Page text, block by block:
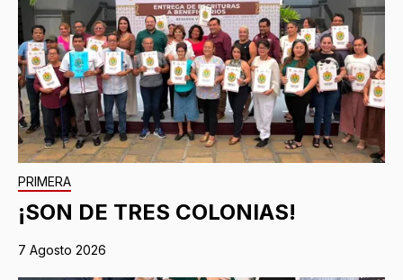
PRIMERA
¡SON DE TRES COLONIAS!
7 Agosto 2026